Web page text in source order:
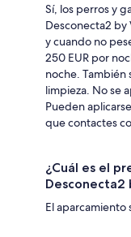
Sí, los perros y
Desconecta2 by
y cuando no
250 EUR por
noche. También
limpieza. No se
Pueden
que contactes
¿Cuál es el
Desconecta2
El aparcamiento